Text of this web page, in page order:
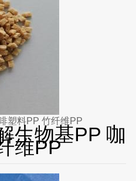
塑料PP 竹纤维PP
生物基PP 咖
维PP